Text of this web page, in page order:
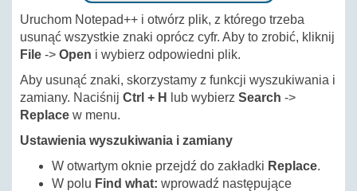
Uruchom Notepad++ i otwórz plik, z którego trzeba
usunąć wszystkie znaki oprócz cyfr. Aby to zrobić, kliknij
File -> Open i wybierz odpowiedni plik.
Aby usunąć znaki, skorzystamy z funkcji wyszukiwania i
zamiany. Naciśnij Ctrl + H lub wybierz Search ->
Replace w menu.
Ustawienia wyszukiwania i zamiany
W otwartym oknie przejdź do zakładki Replace.
W polu Find what: wprowadź następujące